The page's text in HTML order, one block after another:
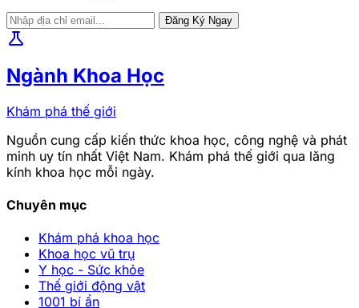
Đăng Ký Ngay
science
Ngành Khoa Học
Khám phá thế giới
Nguồn cung cấp kiến thức khoa học, công nghệ và phát
minh uy tín nhất Việt Nam. Khám phá thế giới qua lăng
kính khoa học mỗi ngày.
Chuyên mục
Khám phá khoa học
Khoa học vũ trụ
Y học - Sức khỏe
Thế giới động vật
1001 bí ẩn